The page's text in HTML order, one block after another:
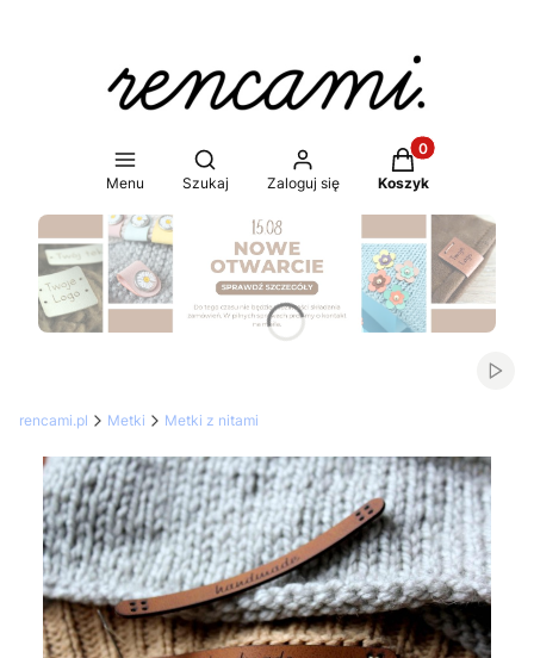
Menu
Otwórz wyszukiwarkę
Szukaj Zaloguj się
Produkty w
Koszyk
Naciśnij Enter lub spację, aby otworzyć stronę.
rencami.pl Metki Metki z nitami